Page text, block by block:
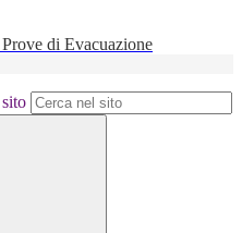
di Evacuazione